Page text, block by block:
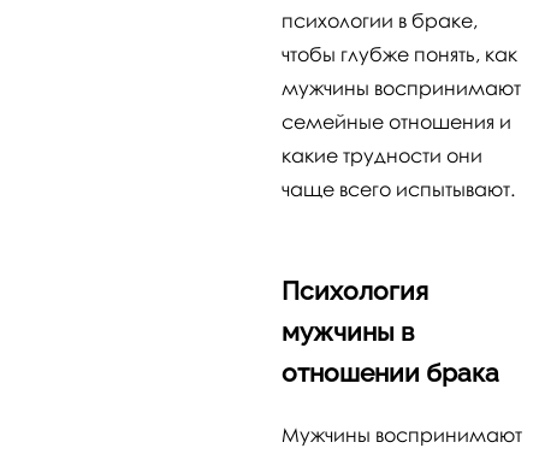
психологии в браке,
чтобы глубже понять, как
мужчины воспринимают
семейные отношения и
какие трудности они
чаще всего испытывают.
Психология
мужчины в
отношении брака
Мужчины воспринимают